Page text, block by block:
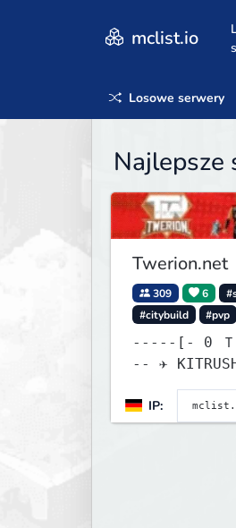
mclist.io
Losowe serwery
Twerion.net
309 6
#citybuild
#pvp
-----[- 0 ＴＷＥＲＩＯＮ.ＮＥＴ 0 -]---
-- ✈
IP: